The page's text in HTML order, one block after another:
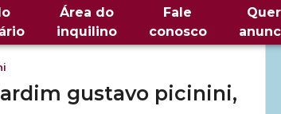
Área do
inquilino
Fale
conosco
gustavo picinini,